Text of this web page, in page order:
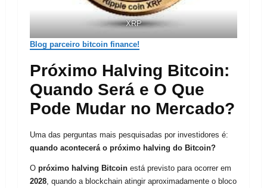
XRP
Blog parceiro bitcoin finance!
Próximo Halving Bitcoin:
Quando Será e O Que
Pode Mudar no Mercado?
Uma das perguntas mais pesquisadas por investidores é:
quando acontecerá o próximo halving do Bitcoin?
O próximo halving Bitcoin está previsto para ocorrer em
2028 , quando a blockchain atingir aproximadamente o bloco